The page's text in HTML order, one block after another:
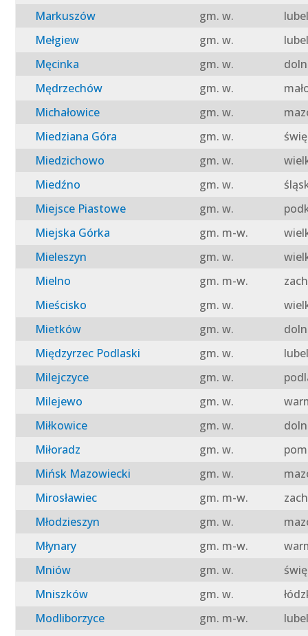
Markuszów
gm. w.
Mełgiew
gm. w.
Męcinka
gm. w.
Mędrzechów
gm. w.
Michałowice
gm. w.
Miedziana Góra
gm. w.
Miedzichowo
gm. w.
Miedźno
gm. w.
Miejsce Piastowe
gm. w.
Miejska Górka
gm. m-w.
Mieleszyn
gm. w.
Mielno
gm. m-w.
Mieścisko
gm. w.
Mietków
gm. w.
Międzyrzec Podlaski
gm. w.
Milejczyce
gm. w.
Milejewo
gm. w.
Miłkowice
gm. w.
Miłoradz
gm. w.
Mińsk Mazowiecki
gm. w.
Mirosławiec
gm. m-w.
Młodzieszyn
gm. w.
Młynary
gm. m-w.
Mniów
gm. w.
Mniszków
gm. w.
Modliborzyce
gm. m-w.